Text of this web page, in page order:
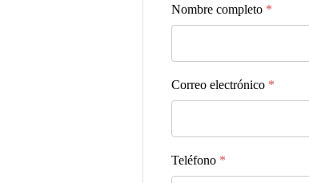
Nombre completo *
Correo electrónico *
Teléfono *